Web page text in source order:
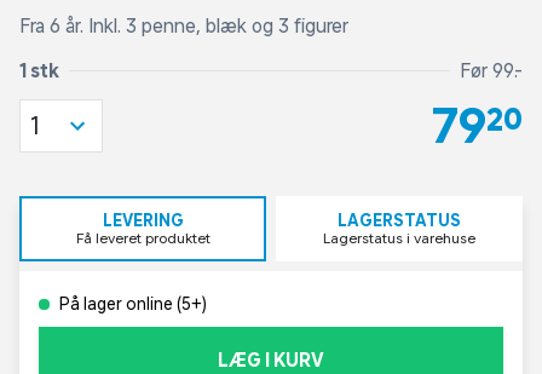
Fra 6 år. Inkl. 3 penne, blæk og 3 figurer
1 stk Før 99,-
79,20
1
LEVERING
Få leveret produktet
LAGERSTATUS
Lagerstatus i varehuse
På lager online (5+)
LÆG I KURV